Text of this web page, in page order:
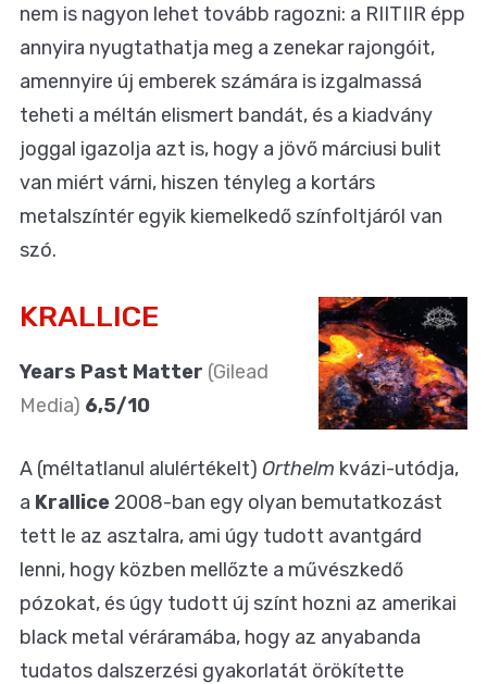
nem is nagyon lehet tovább ragozni: a RIITIIR épp
annyira nyugtathatja meg a zenekar rajongóit,
amennyire új emberek számára is izgalmassá
teheti a méltán elismert bandát, és a kiadvány
joggal igazolja azt is, hogy a jövő márciusi bulit
van miért várni, hiszen tényleg a kortárs
metalszíntér egyik kiemelkedő színfoltjáról van
szó.
KRALLICE
Years Past Matter (Gilead
Media) 6,5/10
A (méltatlanul alulértékelt) Orthelm kvázi-utódja,
a Krallice 2008-ban egy olyan bemutatkozást
tett le az asztalra, ami úgy tudott avantgárd
lenni, hogy közben mellőzte a művészkedő
pózokat, és úgy tudott új színt hozni az amerikai
black metal véráramába, hogy az anyabanda
tudatos dalszerzési gyakorlatát örökítette